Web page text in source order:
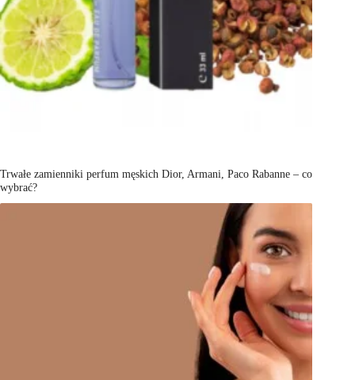
Trwałe zamienniki perfum męskich Dior, Armani, Paco Rabanne – co
wybrać?